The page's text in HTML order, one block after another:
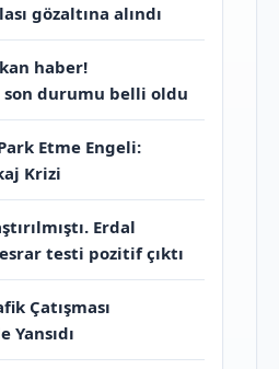
gözaltına alındı
haber!
son durumu belli oldu
Etme Engeli:
Krizi
Erdal
testi pozitif çıktı
Çatışması
Yansıdı